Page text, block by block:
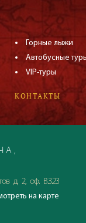
Горные лыжи
Автобусные
VIP-туры
КОНТАКТЫ
д. 2, оф. В.3.23
на карте